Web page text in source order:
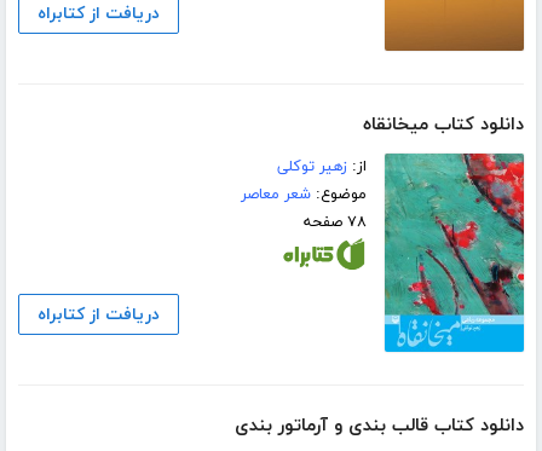
دریافت از کتابراه
دانلود کتاب میخانقاه
از:زهیر توکلی
موضوع:شعر معاصر
۷۸ صفحه
دریافت از کتابراه
دانلود کتاب قالب بندی و آرماتور بندی